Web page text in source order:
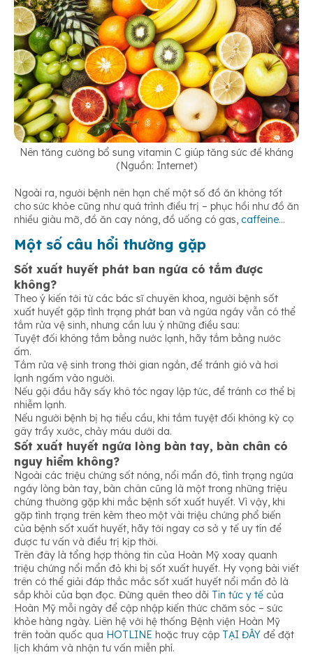
Nên tăng cường bổ sung vitamin C giúp tăng sức đề kháng
(Nguồn: Internet)
Ngoài ra, người bệnh nên hạn chế một số đồ ăn không tốt
cho sức khỏe cũng như quá trình điều trị – phục hồi như đồ ăn
nhiều giàu mỡ, đồ ăn cay nóng, đồ uống có gas, caffeine…
Một số câu hổi thường gặp
Sốt xuất huyết phát ban ngứa có tắm được
không?
Theo ý kiến tới từ các bác sĩ chuyên khoa, người bệnh sốt
xuất huyết gặp tình trạng phát ban và ngứa ngáy vẫn có thể
tắm rửa vệ sinh, nhưng cần lưu ý những điều sau:
Tuyệt đối không tắm bằng nước lạnh, hãy tắm bằng nước
ấm.
Tắm rửa vệ sinh trong thời gian ngắn, để tránh gió và hơi
lạnh ngấm vào người.
Nếu gội đầu hãy sấy khô tóc ngay lập tức, để tránh cơ thể bị
nhiễm lạnh.
Nếu người bệnh bị hạ tiểu cầu, khi tắm tuyệt đối không kỳ cọ
gây trầy xước, chảy máu dưới da.
Sốt xuất huyết ngứa lòng bàn tay, bàn chân có
nguy hiểm không?
Ngoài các triệu chứng sốt nóng, nổi mẩn đó, tình trạng ngứa
ngáy lòng bàn tay, bàn chân cũng là một trong những triệu
chứng thường gặp khi mắc bệnh sốt xuất huyết. Vì vậy, khi
gặp tình trạng trên kèm theo một vài triệu chứng phổ biến
của bệnh sốt xuất huyết, hãy tới ngay cơ sở y tế uy tín để
được tư vấn và điều trị kịp thời.
Trên đây là tổng hợp thông tin của Hoàn Mỹ xoay quanh
triệu chứng nổi mẩn đỏ khi bị sốt xuất huyết. Hy vọng bài viết
trên có thể giải đáp thắc mắc sốt xuất huyết nổi mẩn đỏ là
sắp khỏi của bạn đọc. Đừng quên theo dõi Tin tức y tế của
Hoàn Mỹ mỗi ngày để cập nhập kiến thức chăm sóc – sức
khỏe hàng ngày. Liên hệ với hệ thống Bệnh viện Hoàn Mỹ
trên toàn quốc qua HOTLINE hoặc truy cập TẠI ĐÂY để đặt
lịch khám và nhận tư vấn miễn phí.